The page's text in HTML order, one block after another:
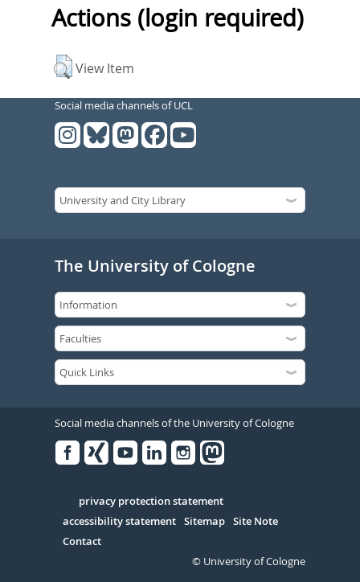
Actions (login required)
View Item
Social media channels of UCL
The University of Cologne
Social media channels of the University of Cologne
Serivce
privacy protection statement
accessibility statement Sitemap Site Note
Contact
© University of Cologne